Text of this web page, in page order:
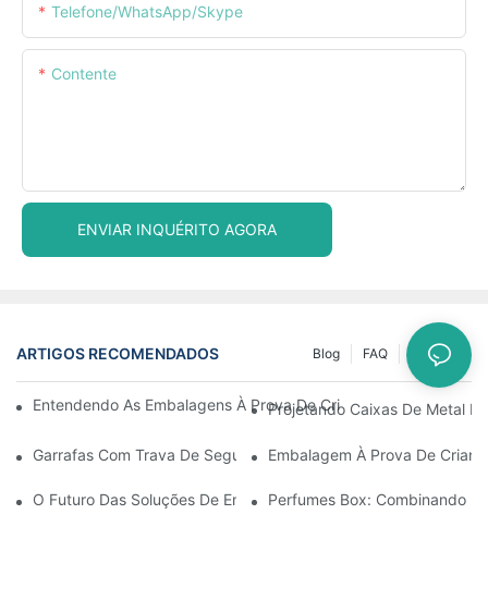
Telefone/WhatsApp/Skype
Contente
ENVIAR INQUÉRITO AGORA
ARTIGOS RECOMENDADOS Notícias
FAQ
Blog
Entendendo As Embalagens À Prova De Crianças: Garantindo
Projetando Caixas De Metal
Garrafas Com Trava De Segurança Para Crianças: O Que
Embalagem À Prova De
O Futuro Das Soluções De Embalagens À Prova De Crianças
Perfumes Box: Combinando